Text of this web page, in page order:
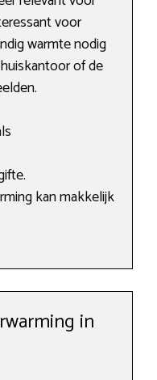
voor
warmte nodig
of de
kan makkelijk
in